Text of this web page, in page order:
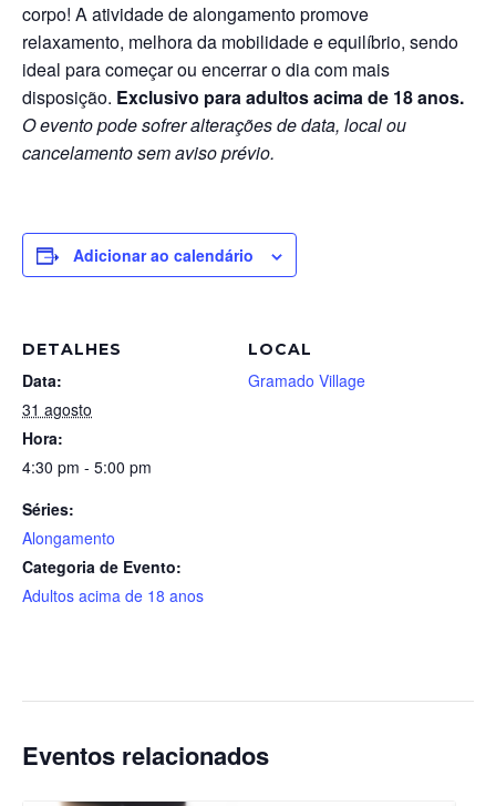
corpo! A atividade de alongamento promove
relaxamento, melhora da mobilidade e equilíbrio, sendo
ideal para começar ou encerrar o dia com mais
disposição. Exclusivo para adultos acima de 18 anos.
O evento pode sofrer alterações de data, local ou
cancelamento sem aviso prévio.
Adicionar ao calendário
DETALHES
Data:
31 agosto
Hora:
4:30 pm - 5:00 pm
Séries:
Alongamento
Categoria de Evento:
Adultos acima de 18 anos
LOCAL
Gramado Village
Eventos relacionados